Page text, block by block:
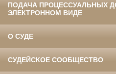
ПОДАЧА ПРОЦЕССУАЛЬНЫХ
ЭЛЕКТРОННОМ ВИДЕ
О СУДЕ
СУДЕЙСКОЕ СООБЩЕСТВО